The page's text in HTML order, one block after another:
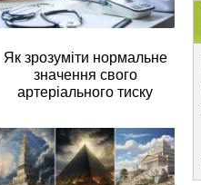
Як зрозуміти нормальне
значення свого
артеріального тиску